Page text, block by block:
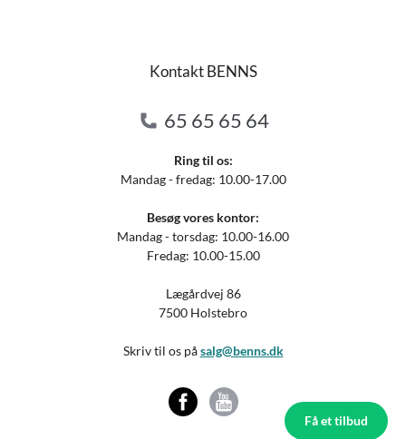
Få et tilbud
Kontakt BENNS
65 65 65 64
Ring til os:
Mandag - fredag: 10.00-17.00
Besøg vores kontor:
Mandag - torsdag: 10.00-16.00
Fredag: 10.00-15.00
Lægårdvej 86
7500 Holstebro
Skriv til os påsalg@benns.dk